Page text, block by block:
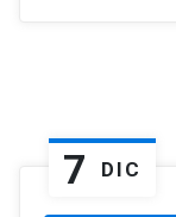
7 DIC